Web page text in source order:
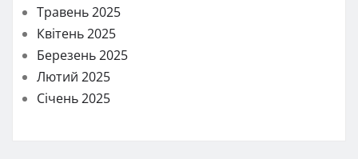
Травень 2025
Квітень 2025
Березень 2025
Лютий 2025
Січень 2025